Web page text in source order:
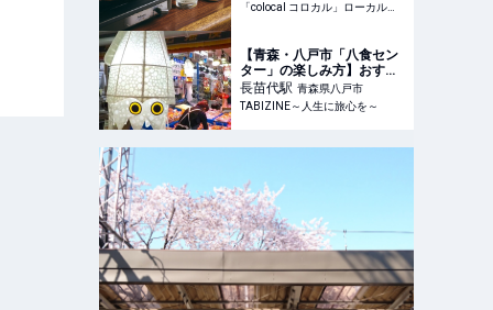
「colocal コロカル」ローカルを学ぶ・暮らす・旅する
【青森・八戸市「八食セン
ター」の楽しみ方】おすす
めランチの海鮮丼からレア
土産まで｜JR八戸駅から
100円バスで行ける！ |
～
長苗代駅 青森県八戸市
TABIZINE～人生に旅心を～